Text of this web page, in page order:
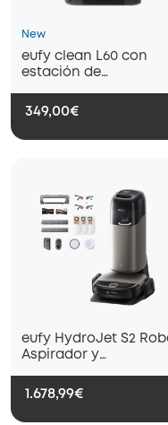
New
eufy clean L60 con
estación de
349,00€
eufy HydroJet S2
Aspirador y
originales eufy para
aspiradora S2
1.678,99€